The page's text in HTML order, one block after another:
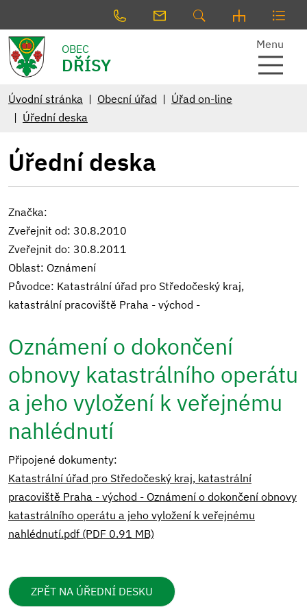
OBEC
DŘÍSY
Menu
Úvodní stránka Obecní úřad
Úřad on-line
Úřední deska
Úřední deska
Značka:
Zveřejnit od: 30.8.2010
Zveřejnit do: 30.8.2011
Oblast: Oznámení
Původce: Katastrální úřad pro Středočeský kraj,
katastrální pracoviště Praha - východ -
Oznámení o dokončení
obnovy katastrálního operátu
a jeho vyložení k veřejnému
nahlédnutí
Připojené dokumenty:
Katastrální úřad pro Středočeský kraj, katastrální
pracoviště Praha - východ - Oznámení o dokončení obnovy
katastrálního operátu a jeho vyložení k veřejnému
nahlédnutí.pdf (PDF 0.91 MB)
ZPĚT NA ÚŘEDNÍ DESKU